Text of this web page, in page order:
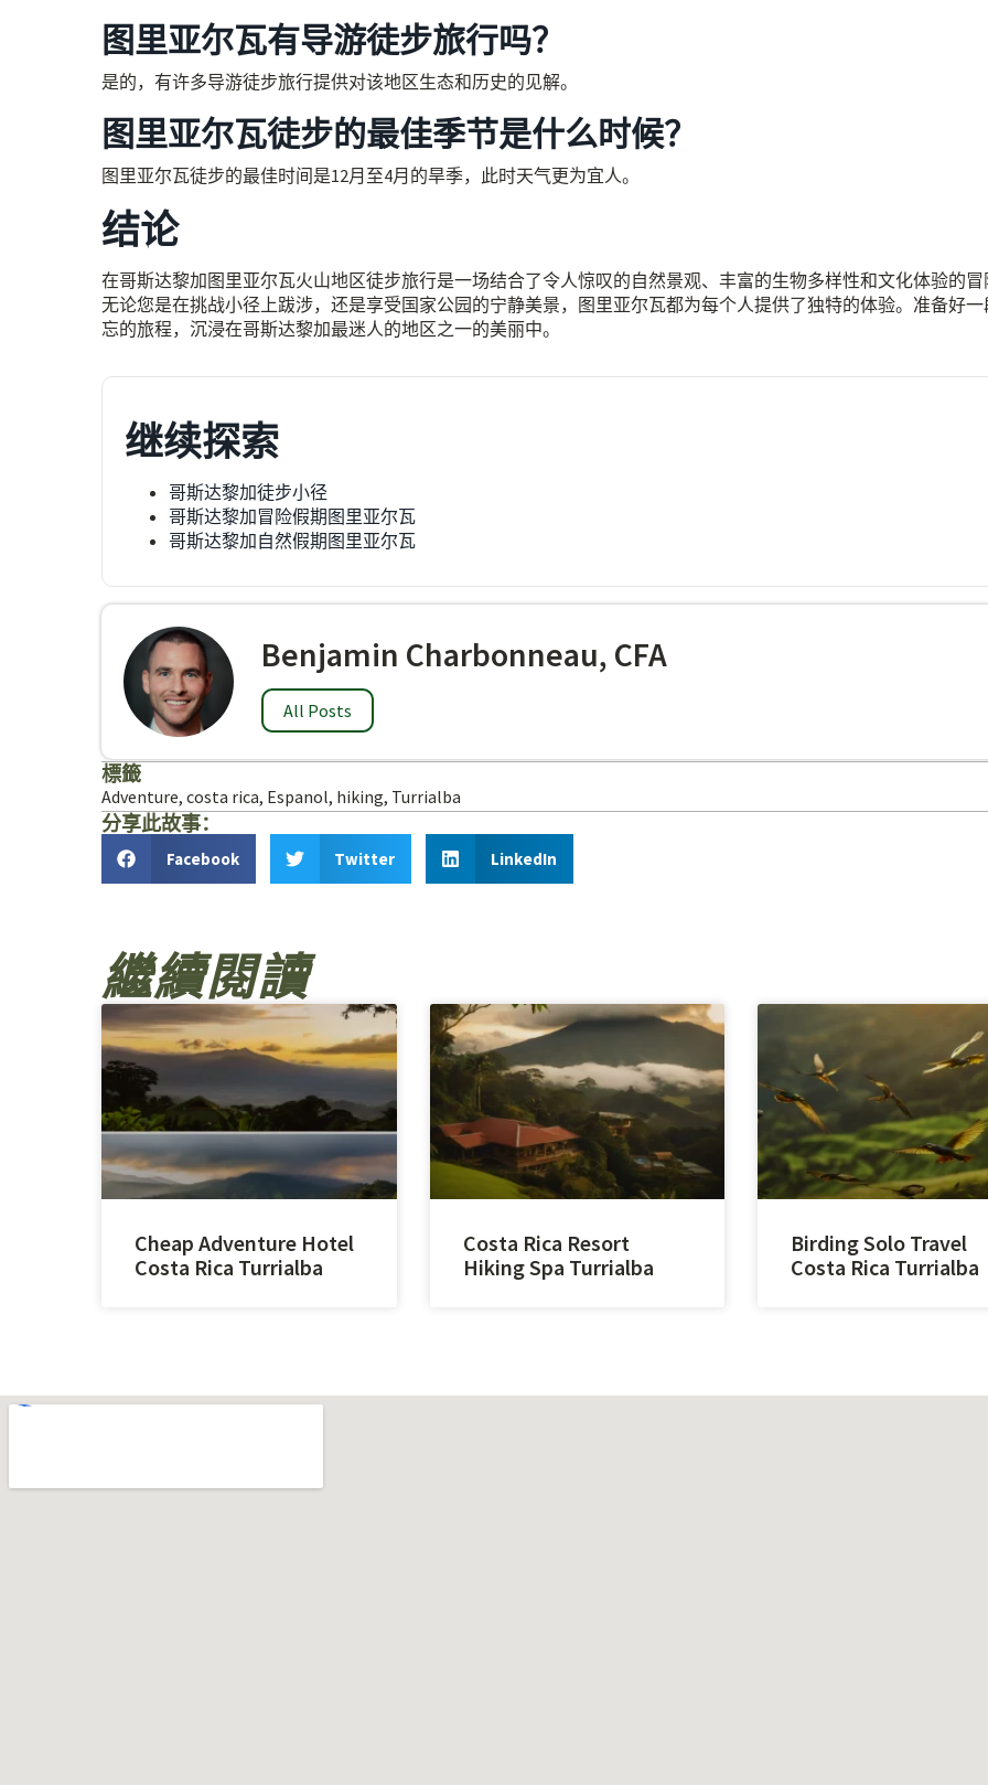
图里亚尔瓦有导游徒步旅行吗？
是的，有许多导游徒步旅行提供对该地区生态和历史的见解。
图里亚尔瓦徒步的最佳季节是什么时候？
图里亚尔瓦徒步的最佳时间是12月至4月的旱季，此时天气更为宜人。
结论
在哥斯达黎加图里亚尔瓦火山地区徒步旅行是一场结合了令人惊叹的自然景观、丰富的生物多样性和文化体验的冒
无论您是在挑战小径上跋涉，还是享受国家公园的宁静美景，图里亚尔瓦都为每个人提供了独特的体验。准备好一
忘的旅程，沉浸在哥斯达黎加最迷人的地区之一的美丽中。
继续探索
哥斯达黎加徒步小径
哥斯达黎加冒险假期图里亚尔瓦
哥斯达黎加自然假期图里亚尔瓦
Benjamin Charbonneau, CFA
All Posts
標籤
Adventure, costa rica, Espanol, hiking, Turrialba
分享此故事：
Facebook Twitter LinkedIn
繼續閱讀
Cheap Adventure Hotel
Costa Rica Turrialba
Costa Rica Resort
Hiking Spa Turrialba
Birding Solo Travel
Costa Rica Turrialba